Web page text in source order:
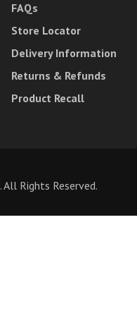
FAQs
Store Locator
Delivery Information
Returns & Refunds
Product Recall
Rights Reserved.